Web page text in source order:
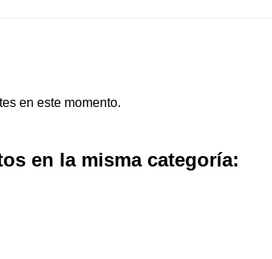
en este momento.
en la misma categoría: